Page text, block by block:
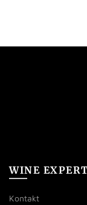
WINE EXPERT
Kontakt